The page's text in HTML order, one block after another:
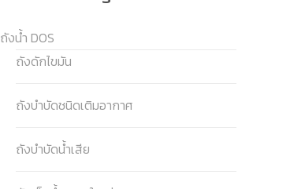
ถังน้ำ DOS
ถังดักไขมัน
ถังบำบัดชนิดเติมอากาศ
ถังบำบัดน้ำเสีย